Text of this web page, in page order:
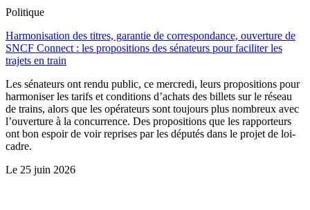
Politique
Harmonisation des titres, garantie de correspondance, ouverture de
SNCF Connect : les propositions des sénateurs pour faciliter les
trajets en train
Les sénateurs ont rendu public, ce mercredi, leurs propositions pour
harmoniser les tarifs et conditions d’achats des billets sur le réseau
de trains, alors que les opérateurs sont toujours plus nombreux avec
l’ouverture à la concurrence. Des propositions que les rapporteurs
ont bon espoir de voir reprises par les députés dans le projet de loi-
cadre.
Le 25 juin 2026